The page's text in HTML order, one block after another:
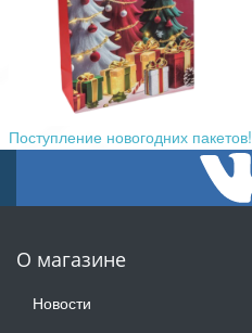
Поступление новогодних пакетов!
О магазине
Новости